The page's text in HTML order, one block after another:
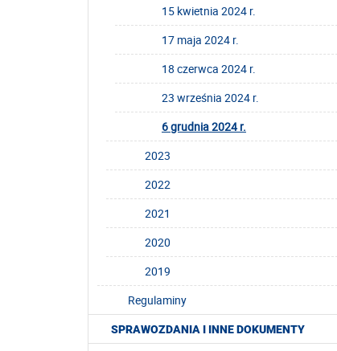
15 kwietnia 2024 r.
17 maja 2024 r.
18 czerwca 2024 r.
23 września 2024 r.
6 grudnia 2024 r.
2023
2022
2021
2020
2019
Regulaminy
SPRAWOZDANIA I INNE DOKUMENTY